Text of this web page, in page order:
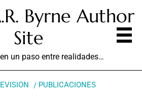
Byrne Author
Site
un paso entre realidades…
PUBLICACIONES